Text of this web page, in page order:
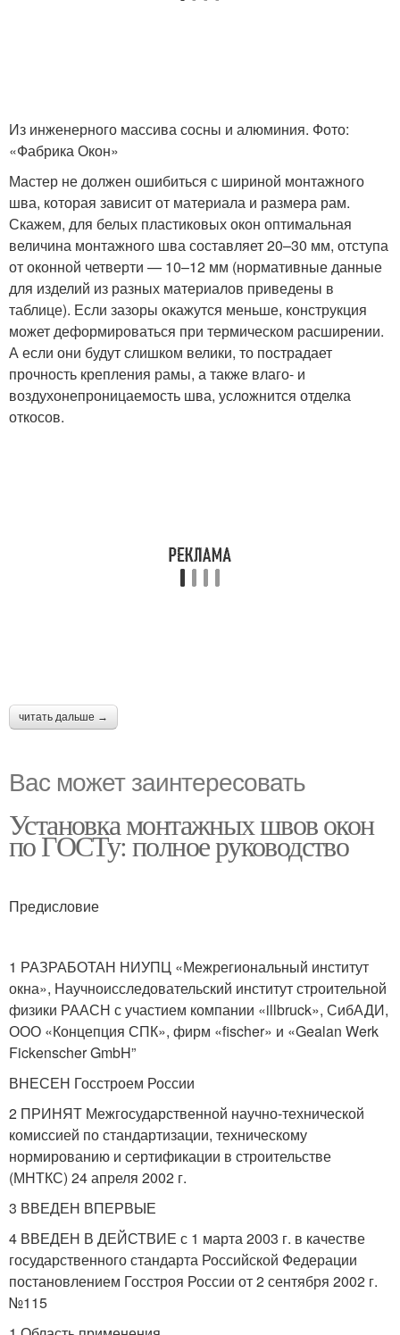
Из инженерного массива сосны и алюминия. Фото:
«Фабрика Окон»
Мастер не должен ошибиться с шириной монтажного
шва, которая зависит от материала и размера рам.
Скажем, для белых пластиковых окон оптимальная
величина монтажного шва составляет 20–30 мм, отступа
от оконной четверти — 10–12 мм (нормативные данные
для изделий из разных материалов приведены в
таблице). Если зазоры окажутся меньше, конструкция
может деформироваться при термическом расширении.
А если они будут слишком велики, то пострадает
прочность крепления рамы, а также влаго- и
воздухонепроницаемость шва, усложнится отделка
откосов.
читать дальше →
Вас может заинтересовать
Установка монтажных швов окон
по ГОСТу: полное руководство
Предисловие
1 РАЗРАБОТАН НИУПЦ «Межрегиональный институт
окна», Научноисследовательский институт строительной
физики РААСН с участием компании «illbruck», СибАДИ,
ООО «Концепция СПК», фирм «fischer» и «Gealan Werk
Fickenscher GmbH”
ВНЕСЕН Госстроем России
2 ПРИНЯТ Межгосударственной научно-технической
комиссией по стандартизации, техническому
нормированию и сертификации в строительстве
(МНТКС) 24 апреля 2002 г.
3 ВВЕДЕН ВПЕРВЫЕ
4 ВВЕДЕН В ДЕЙСТВИЕ с 1 марта 2003 г. в качестве
государственного стандарта Российской Федерации
постановлением Госстроя России от 2 сентября 2002 г.
№115